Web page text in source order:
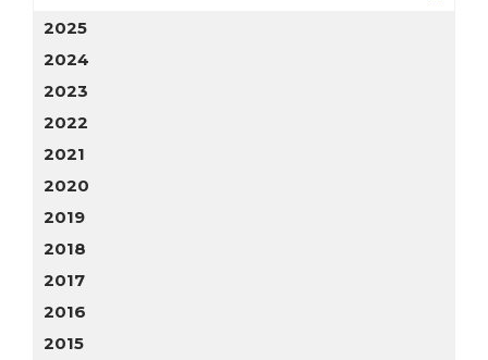
2025
2024
2023
2022
2021
2020
2019
2018
2017
2016
2015